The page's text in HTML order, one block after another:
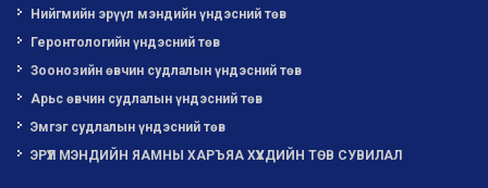
Нийгмийн эрүүл мэндийн үндэсний төв
Геронтологийн үндэсний төв
Зоонозийн өвчин судлалын үндэсний төв
Арьс өвчин судлалын үндэсний төв
Эмгэг судлалын үндэсний төв
ЭРҮҮЛ МЭНДИЙН ЯАМНЫ ХАРЪЯА ХҮҮХДИЙН ТӨВ СУВИЛАЛ